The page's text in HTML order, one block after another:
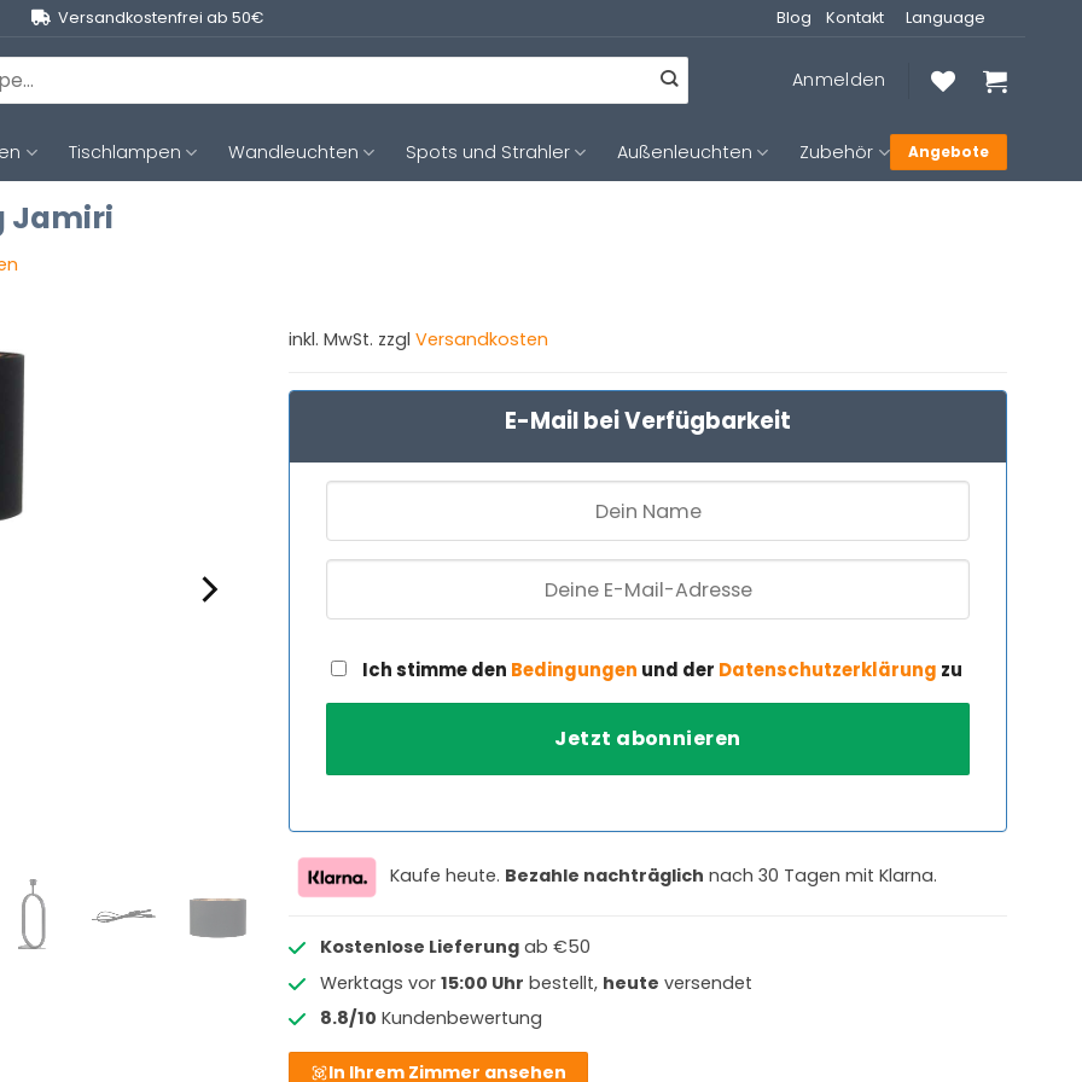
Versandkostenfrei ab 50€ Blog Kontakt Language
Anmelden
Tischlampen Wandleuchten Spots und Strahler Außenleuchten Zubehör Angebote
Jamiri
inkl. MwSt. zzgl Versandkosten
E-Mail bei Verfügbarkeit
Ich stimme den Bedingungen und der Datenschutzerklärung zu
Kaufe heute. Bezahle nachträglich nach 30 Tagen mit Klarna.
Kostenlose Lieferungab €50
Werktags vor 15:00 Uhr bestellt, heute versendet
8.8/10 Kundenbewertung
In Ihrem Zimmer ansehen